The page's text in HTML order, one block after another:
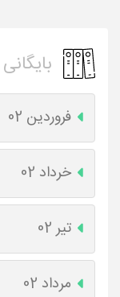
بایگانی
فروردین 02
خرداد 02
تیر 02
مرداد 02